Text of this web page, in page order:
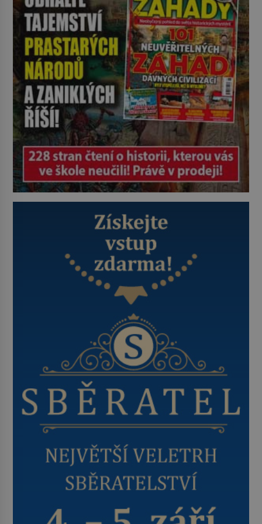
tábory jsou zvyklé působit v pozadí
a podle situace tlačit, jak oni […]